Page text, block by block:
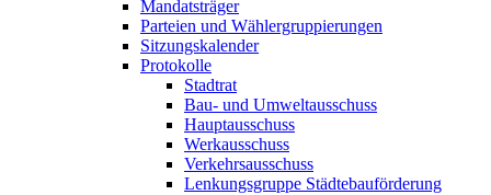
Mandatsträger
Parteien und Wählergruppierungen
Sitzungskalender
Protokolle
Stadtrat
Bau- und Umweltausschuss
Hauptausschuss
Werkausschuss
Verkehrsausschuss
Lenkungsgruppe Städtebauförderung